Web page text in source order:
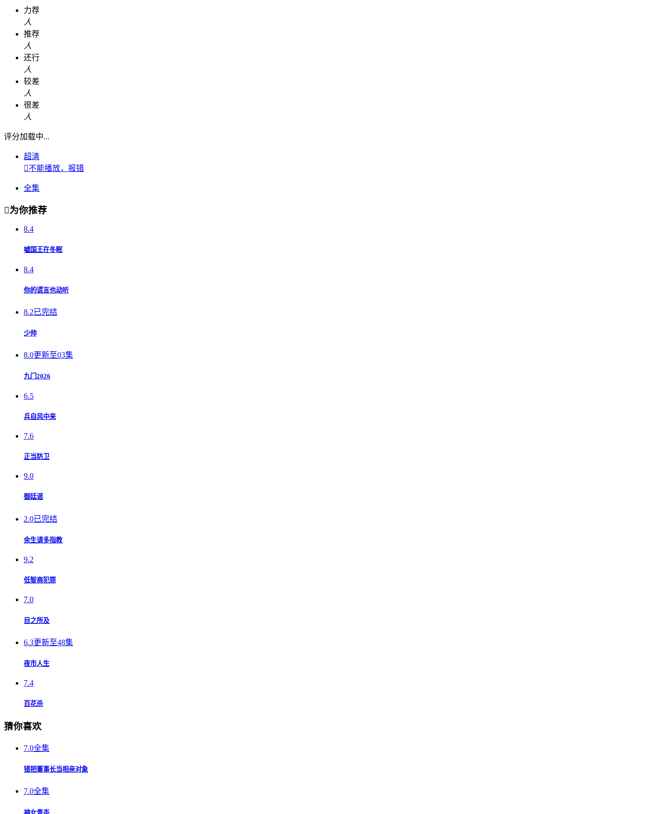
力荐
人
推荐
人
还行
人
较差
人
很差
人
评分加载中...
超清
不能播放，报错
全集
为你推荐
8.4
嘘国王在冬眠
8.4
你的谎言也动听
8.2已完结
少帅
8.0更新至03集
九门2026
6.5
兵自风中来
7.6
正当防卫
9.0
御廷谣
2.0已完结
余生请多指教
9.2
低智商犯罪
7.0
目之所及
6.3更新至48集
夜市人生
7.4
百花杀
猜你喜欢
7.0全集
错把董事长当相亲对象
7.0全集